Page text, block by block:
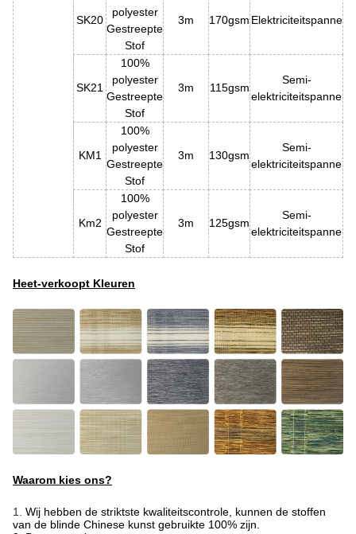
SK20
polyester
Gestreepte
Stof
3m 170gsm Elektriciteitspanne
SK21
100%
polyester
Gestreepte
Stof
3m 115gsm
Semi-
elektriciteitspanne
KM1
100%
polyester
Gestreepte
Stof
3m 130gsm
Semi-
elektriciteitspanne
Km2
100%
polyester
Gestreepte
Stof
3m 125gsm
Semi-
elektriciteitspanne
Heet-verkoopt Kleuren
Waarom kies ons?
1. Wij hebben de striktste kwaliteitscontrole, kunnen de stoffen
van de blinde Chinese kunst gebruikte 100% zijn.